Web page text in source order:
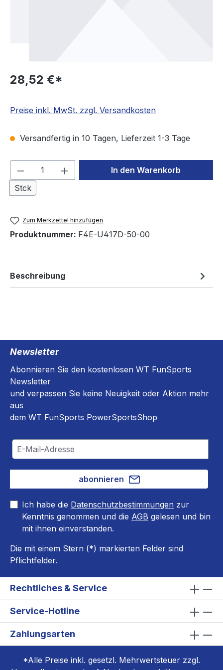
28,52 €*
Preise inkl. MwSt. zzgl. Versandkosten
Versandfertig in 10 Tagen, Lieferzeit 1-3 Tage
Produkt Anzahl: Gib den
Stck
In den Warenkorb
Zum Merkzettel hinzufügen
Produktnummer: F4E-U417D-50-00
Beschreibung
Newsletter
Abonnieren Sie den kostenlosen WT FunSports
Newsletter
und verpassen Sie keine Neuigkeit oder Aktion mehr
aus
dem WT FunSports PowerSportsShop
abonnieren
Ich habe die Datenschutzbestimmungen zur
Kenntnis genommen und die AGB gelesen und bin
mit ihnen einverstanden.
Die mit einem Stern (*) markierten Felder sind
Pflichtfelder.
Rechtliches & Service
Service-Hotline
Zahlungsarten
*Alle Preise inkl. gesetzl. Mehrwertsteuer zzgl.